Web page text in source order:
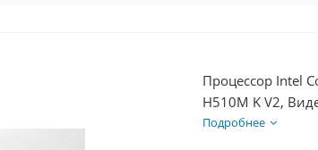
Процессор Intel
H510M K V2,
HDD 1Тб, БП 500Вт
Подробнее